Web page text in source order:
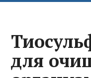
для